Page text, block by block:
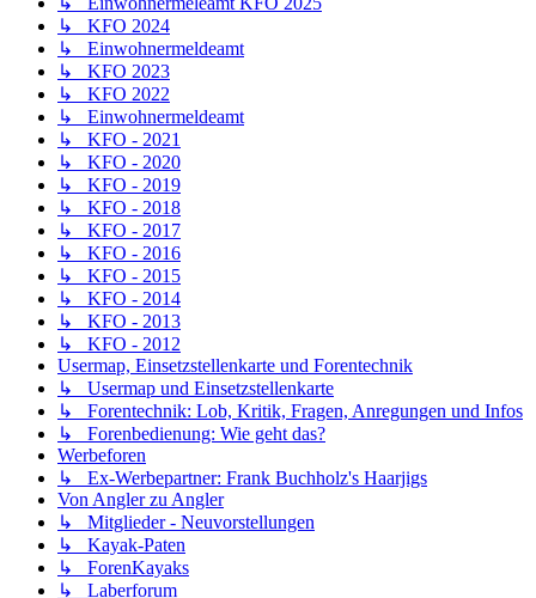
↳ KFO 2024
↳ Einwohnermeldeamt
↳ KFO 2023
↳ KFO 2022
↳ Einwohnermeldeamt
↳ KFO - 2021
↳ KFO - 2020
↳ KFO - 2019
↳ KFO - 2018
↳ KFO - 2017
↳ KFO - 2016
↳ KFO - 2015
↳ KFO - 2014
↳ KFO - 2013
↳ KFO - 2012
Usermap, Einsetzstellenkarte und Forentechnik
↳ Usermap und Einsetzstellenkarte
↳ Forentechnik: Lob, Kritik, Fragen, Anregungen und Infos
↳ Forenbedienung: Wie geht das?
Werbeforen
↳ Ex-Werbepartner: Frank Buchholz's Haarjigs
Von Angler zu Angler
↳ Mitglieder - Neuvorstellungen
↳ Kayak-Paten
↳ ForenKayaks
↳ Laberforum